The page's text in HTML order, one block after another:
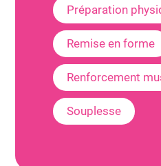
Préparation
Remise en forme
Renforcement
Souplesse